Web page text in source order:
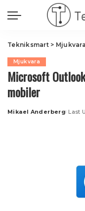
Tekniksmart> Mjukvara
Mjukvara
Microsoft
mobiler
Posted
Mikael Anderberg Last